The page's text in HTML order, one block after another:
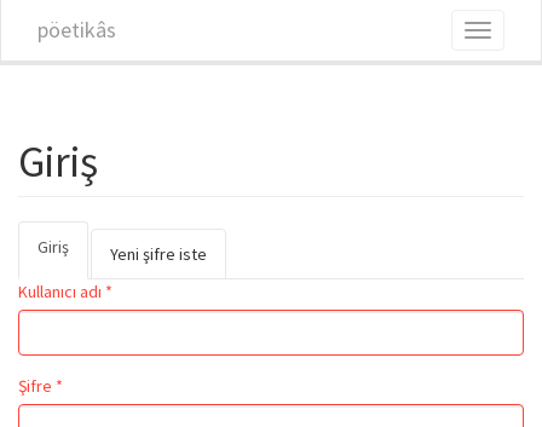
pöetikâs
Toggle
Giriş
Birincil sekmeler
Giriş
Yeni şifre iste
Kullanıcı adı *
Şifre *